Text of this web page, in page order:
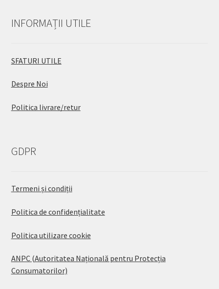
INFORMAȚII UTILE
SFATURI UTILE
Despre Noi
Politica livrare/retur
GDPR
Termeni și condiții
Politica de confidențialitate
Politica utilizare cookie
ANPC (Autoritatea Națională pentru Protecția
Consumatorilor)